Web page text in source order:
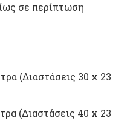
σε περίπτωση
(Διαστάσεις 30 x 23
(Διαστάσεις 40 x 23